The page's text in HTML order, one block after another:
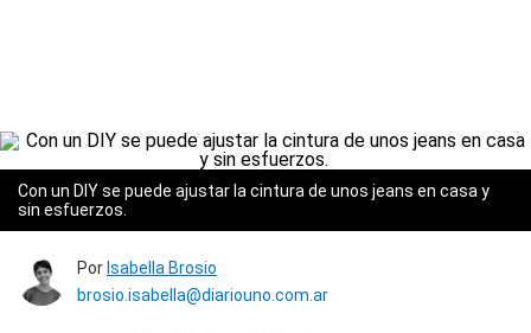
Con un DIY se puede ajustar la cintura de unos jeans en casa y
sin esfuerzos.
Por Isabella Brosio
brosio.isabella@diariouno.com.ar